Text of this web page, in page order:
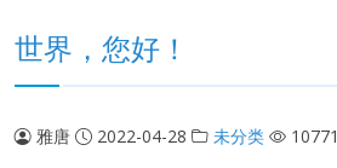
世界，您好！
雅唐 2022-04-28 未分类 10771